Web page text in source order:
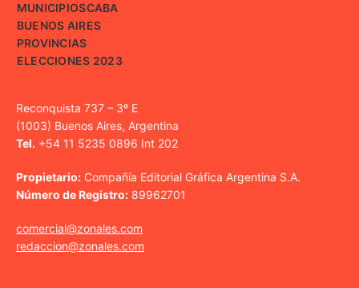
MUNICIPIOSCABA
BUENOS AIRES
PROVINCIAS
ELECCIONES 2023
Reconquista 737 – 3º E
(1003) Buenos Aires, Argentina
Tel. +54 11 5235 0896 Int 202
Propietario: Compañía Editorial Gráfica Argentina S.A.
Número de Registro: 89962701
comercial@zonales.com
redaccion@zonales.com